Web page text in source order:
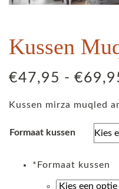
Kussen
€47,95 - €
Kussen mirza muqled
Formaat kussen
* Formaat kussen